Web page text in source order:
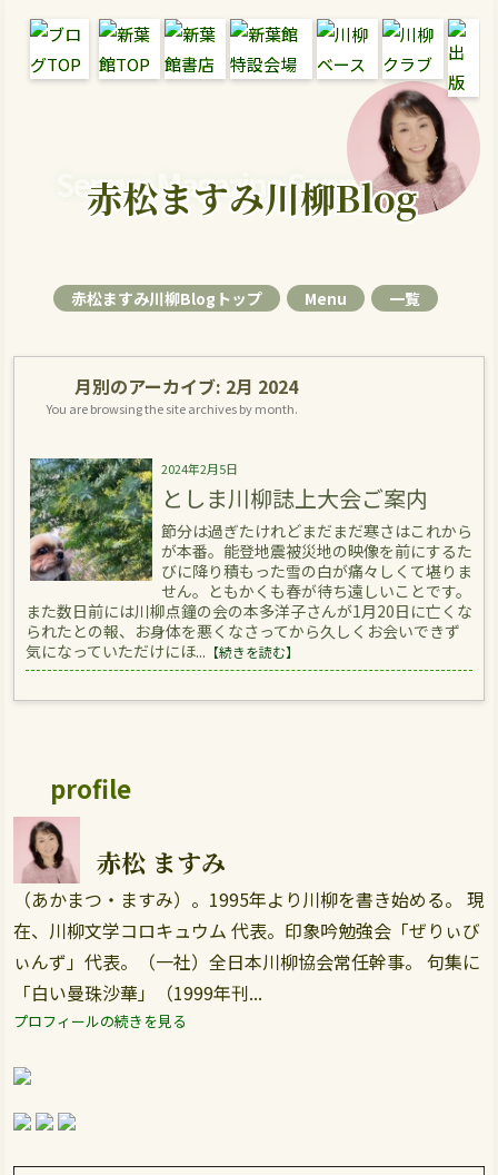
Senryu Magazine Senryu Blog
赤松ますみ川柳Blog
赤松ますみ川柳Blogトップ Menu 一覧
月別のアーカイブ: 2月 2024
You are browsing the site archives by month.
2024年2月5日
としま川柳誌上大会ご案内
節分は過ぎたけれどまだまだ寒さはこれから
が本番。能登地震被災地の映像を前にするた
びに降り積もった雪の白が痛々しくて堪りま
せん。ともかくも春が待ち遠しいことです。
また数日前には川柳点鐘の会の本多洋子さんが1月20日に亡くな
られたとの報、お身体を悪くなさってから久しくお会いできず
気になっていただけにほ... 【続きを読む】
profile
赤松 ますみ
（あかまつ・ますみ）。1995年より川柳を書き始める。 現
在、川柳文学コロキュウム 代表。印象吟勉強会「ぜりぃび
ぃんず」代表。（一社）全日本川柳協会常任幹事。 句集に
「白い曼珠沙華」（1999年刊...
プロフィールの続きを見る